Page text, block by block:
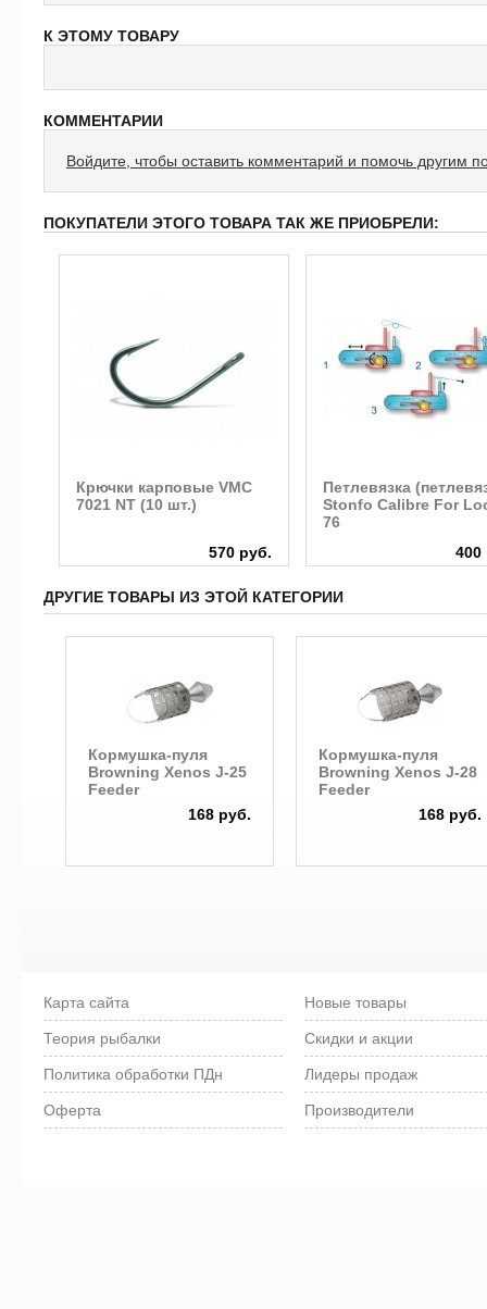
К ЭТОМУ ТОВАРУ
КОММЕНТАРИИ
Войдите, чтобы оставить комментарий и помочь другим
ПОКУПАТЕЛИ ЭТОГО ТОВАРА ТАК ЖЕ ПРИОБРЕЛИ:
Крючки карповые VMC
7021 NT (10 шт.)
570 руб.
Петлевязка
Stonfo Calibre For
76
400
ДРУГИЕ ТОВАРЫ ИЗ ЭТОЙ КАТЕГОРИИ
Кормушка-пуля
Browning Xenos J-25
Feeder
168 руб.
Кормушка-пуля
Browning Xenos J-28
Feeder
168 руб.
Карта сайта
Теория рыбалки
Политика обработки ПДн
Оферта
Новые товары
Скидки и акции
Лидеры продаж
Производители